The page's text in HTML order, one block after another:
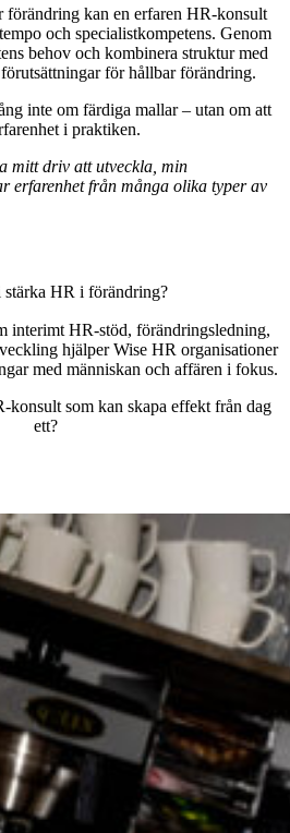
förändring kan en erfaren HR-konsult
och specialistkompetens. Genom
behov och kombinera struktur med
för hållbar förändring.
inte om färdiga mallar – utan om att
i praktiken.
mitt driv att utveckla, min
erfarenhet från många olika typer av
stärka HR i förändring?
interimt HR-stöd, förändringsledning,
hjälper Wise HR organisationer
med människan och affären i fokus.
konsult som kan skapa effekt från dag
ett?